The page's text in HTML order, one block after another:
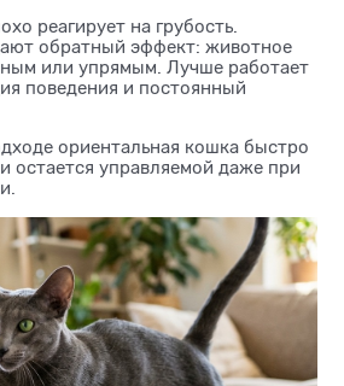
реагирует на грубость.
обратный эффект: животное
или упрямым. Лучше работает
поведения и постоянный
ориентальная кошка быстро
остается управляемой даже при